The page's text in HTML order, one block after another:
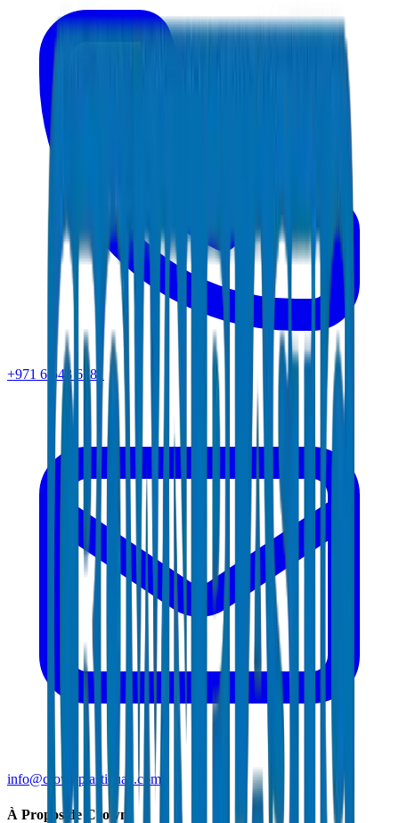
+971 6 543 6781
info@crownplasticuae.com
À Propos de Crown